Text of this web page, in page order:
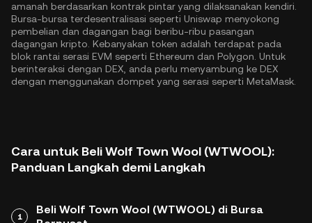
amanah berdasarkan kontrak pintar yang dilaksanakan kendiri.
Bursa-bursa terdesentralisasi seperti Uniswap menyokong
pembelian dan dagangan bagi beribu-ribu pasangan
dagangan kripto. Kebanyakan token adalah terdapat pada
blok rantai serasi EVM seperti Ethereum dan Polygon . Untuk
berinteraksi dengan DEX, anda perlu menyambung ke DEX
dengan menggunakan dompet yang serasi seperti MetaMask.
Cara untuk Beli Wolf Town Wool (WTWOOL):
Panduan Langkah demi Langkah
1
Beli Wolf Town Wool (WTWOOL) di Bursa